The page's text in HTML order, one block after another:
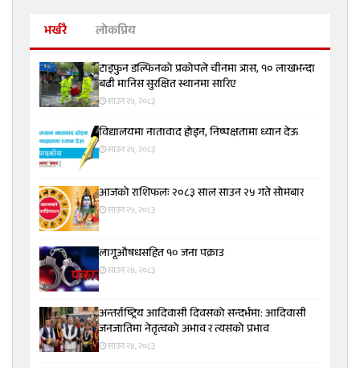
भर्खरै लोकप्रिय
टाइफुन डल्फिनको प्रकोपले चीनमा त्रास, १० लाखभन्दा
बढी मानिस सुरक्षित स्थानमा सारिए
साउन २५, २०८३
विद्यालयमा नातावाद होइन, निष्पक्षतामा ध्यान देऊ
साउन २५, २०८३
आजको राशिफलः २०८३ साल साउन २५ गते सोमबार
साउन २५, २०८३
लागूऔषधसहित १० जना पक्राउ
साउन २४, २०८३
अन्तर्राष्ट्रिय आदिवासी दिवसको सन्दर्भमा: आदिवासी
जनजातिमा नेतृत्वको अभाव र त्यसको प्रभाव
साउन २४, २०८३